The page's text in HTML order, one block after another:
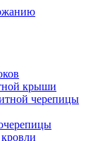
крыши
черепицы